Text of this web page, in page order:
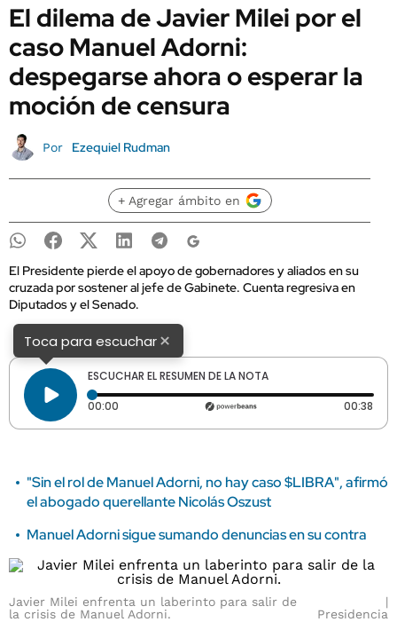
El dilema de Javier Milei por el
caso Manuel Adorni:
despegarse ahora o esperar la
moción de censura
Por Ezequiel Rudman
+ Agregar ámbito en
El Presidente pierde el apoyo de gobernadores y aliados en su
cruzada por sostener al jefe de Gabinete. Cuenta regresiva en
Diputados y el Senado.
Toca para escuchar×
ESCUCHAR EL RESUMEN DE LA NOTA
00:00 Tiempo transcurrido: 0 segundos 00:38
"Sin el rol de Manuel Adorni, no hay caso $LIBRA", afirmó
el abogado querellante Nicolás Oszust
Manuel Adorni sigue sumando denuncias en su contra
Javier Milei enfrenta un laberinto para salir de
la crisis de Manuel Adorni.
Presidencia